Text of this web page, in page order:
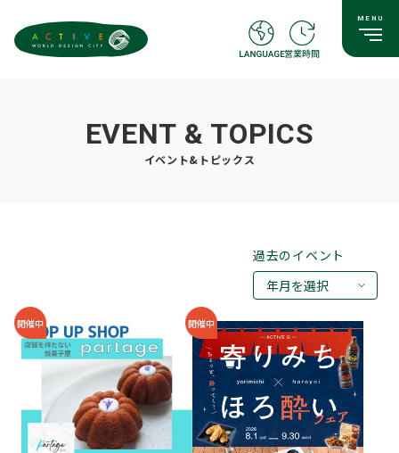
EVENT & TOPICS
イベント&トピックス
過去のイベント
年月を選択
2026年07月
2026年05月
2026年03月
2026年02月
2025年12月
開催中 開催中